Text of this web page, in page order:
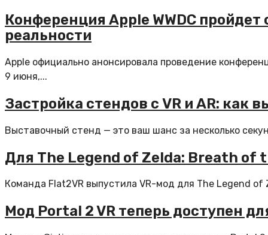
Конференция Apple WWDC
реальности
Apple официально анонсировала проведение
9 июня,...
Застройка стендов с VR и AR: как
Выставочный стенд — это ваш шанс за несколько
Для The Legend of Zelda: Breath of
Команда Flat2VR выпустила VR-мод для The Legend
Мод Portal 2 VR теперь доступен